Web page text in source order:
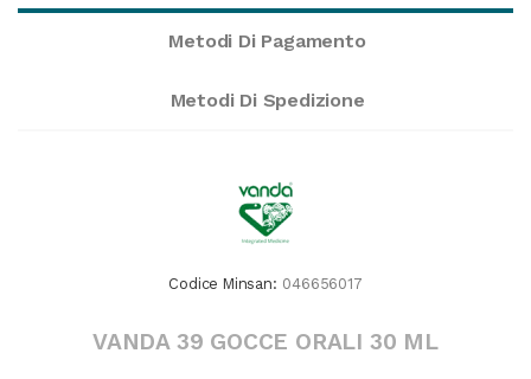
Metodi Di Pagamento
Metodi Di Spedizione
Codice Minsan: 046656017
VANDA 39 GOCCE ORALI 30 ML